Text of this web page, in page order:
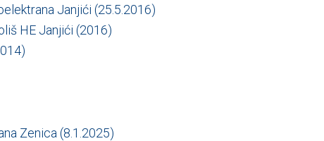
Janjići (25.5.2016)
HE Janjići (2016)
Zenica (8.1.2025)